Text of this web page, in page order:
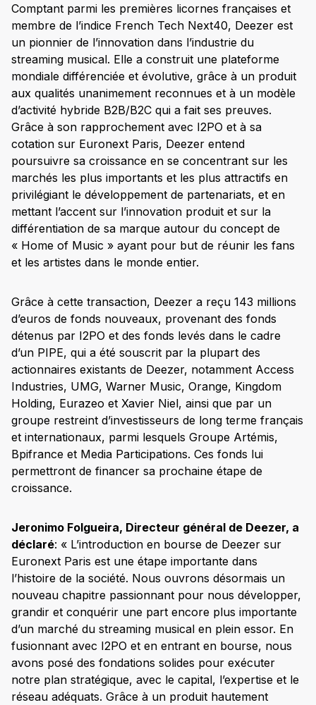
Comptant parmi les premières licornes françaises et
membre de l’indice French Tech Next40, Deezer est
un pionnier de l’innovation dans l’industrie du
streaming musical. Elle a construit une plateforme
mondiale différenciée et évolutive, grâce à un produit
aux qualités unanimement reconnues et à un modèle
d’activité hybride B2B/B2C qui a fait ses preuves.
Grâce à son rapprochement avec I2PO et à sa
cotation sur Euronext Paris, Deezer entend
poursuivre sa croissance en se concentrant sur les
marchés les plus importants et les plus attractifs en
privilégiant le développement de partenariats, et en
mettant l’accent sur l’innovation produit et sur la
différentiation de sa marque autour du concept de
« Home of Music » ayant pour but de réunir les fans
et les artistes dans le monde entier.
Grâce à cette transaction, Deezer a reçu 143 millions
d’euros de fonds nouveaux, provenant des fonds
détenus par I2PO et des fonds levés dans le cadre
d’un PIPE, qui a été souscrit par la plupart des
actionnaires existants de Deezer, notamment Access
Industries, UMG, Warner Music, Orange, Kingdom
Holding, Eurazeo et Xavier Niel, ainsi que par un
groupe restreint d’investisseurs de long terme français
et internationaux, parmi lesquels Groupe Artémis,
Bpifrance et Media Participations. Ces fonds lui
permettront de financer sa prochaine étape de
croissance.
Jeronimo Folgueira, Directeur général de Deezer, a
déclaré: « L’introduction en bourse de Deezer sur
Euronext Paris est une étape importante dans
l’histoire de la société. Nous ouvrons désormais un
nouveau chapitre passionnant pour nous développer,
grandir et conquérir une part encore plus importante
d’un marché du streaming musical en plein essor. En
fusionnant avec I2PO et en entrant en bourse, nous
avons posé des fondations solides pour exécuter
notre plan stratégique, avec le capital, l’expertise et le
réseau adéquats. Grâce à un produit hautement